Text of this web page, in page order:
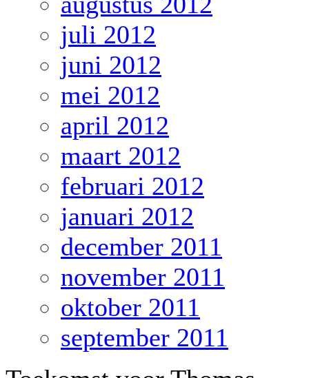
juli 2012
juni 2012
mei 2012
april 2012
maart 2012
februari 2012
januari 2012
december 2011
november 2011
oktober 2011
september 2011